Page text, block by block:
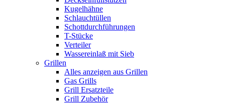
Kugelhähne
Schlauchtüllen
Schottdurchführungen
T-Stücke
Verteiler
Wassereinlaß mit Sieb
Grillen
Alles anzeigen aus Grillen
Gas Grills
Grill Ersatzteile
Grill Zubehör